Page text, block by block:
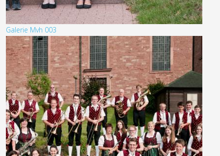
Galerie Mvh 003